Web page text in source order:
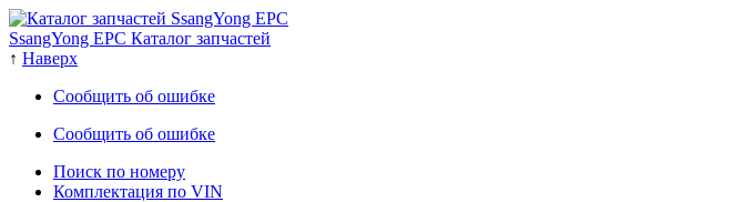
SsangYong EPC Каталог запчастей
↑ Наверх
Сообщить об ошибке
Сообщить об ошибке
Поиск по номеру
Комплектация по VIN